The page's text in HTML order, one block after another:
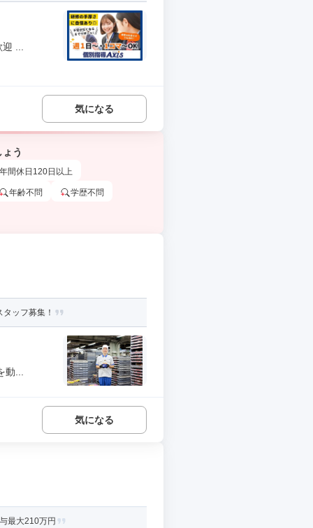
...
気になる
う
年間休日120日以上
年齢不問 学歴不問
ッフ募集！
...
気になる
最大210万円